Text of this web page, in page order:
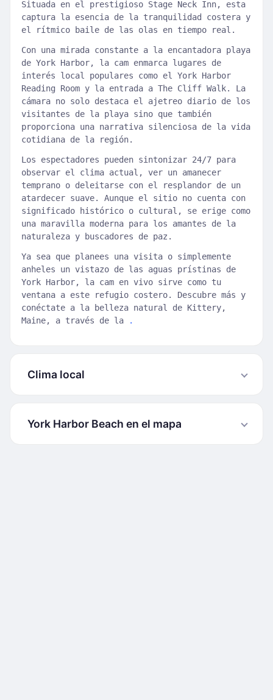
Situada en el prestigioso Stage Neck Inn, esta
captura la esencia de la tranquilidad costera y
el rítmico baile de las olas en tiempo real.
Con una mirada constante a la encantadora playa
de York Harbor, la cam enmarca lugares de
interés local populares como el York Harbor
Reading Room y la entrada a The Cliff Walk. La
cámara no solo destaca el ajetreo diario de los
visitantes de la playa sino que también
proporciona una narrativa silenciosa de la vida
cotidiana de la región.
Los espectadores pueden sintonizar 24/7 para
observar el clima actual, ver un amanecer
temprano o deleitarse con el resplandor de un
atardecer suave. Aunque el sitio no cuenta con
significado histórico o cultural, se erige como
una maravilla moderna para los amantes de la
naturaleza y buscadores de paz.
Ya sea que planees una visita o simplemente
anheles un vistazo de las aguas prístinas de
York Harbor, la cam en vivo sirve como tu
ventana a este refugio costero. Descubre más y
conéctate a la belleza natural de Kittery,
Maine, a través de la
.
Clima local
York Harbor Beach en el mapa